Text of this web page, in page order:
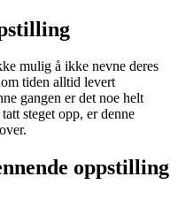
mulig å ikke nevne deres
tiden alltid levert
gangen er det noe helt
steget opp, er denne
oppstilling